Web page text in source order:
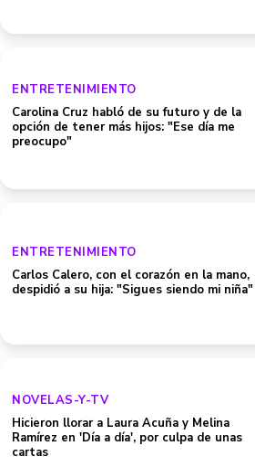
ENTRETENIMIENTO
Carolina Cruz habló de su futuro y de la
opción de tener más hijos: "Ese día me
preocupo"
ENTRETENIMIENTO
Carlos Calero, con el corazón en la mano,
despidió a su hija: "Sigues siendo mi niña"
NOVELAS-Y-TV
Hicieron llorar a Laura Acuña y Melina
Ramírez en 'Día a día', por culpa de unas
cartas